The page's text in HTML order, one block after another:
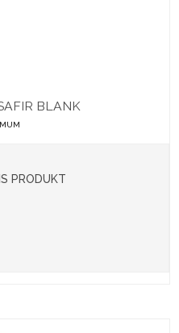
BLANK
PRODUKT